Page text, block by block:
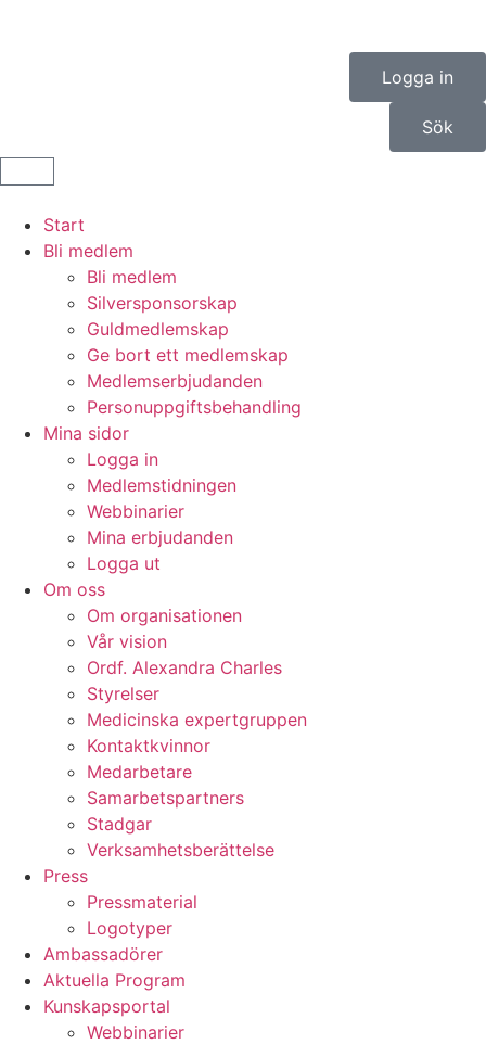
Logga in
Sök
Start
Bli medlem
Bli medlem
Silversponsorskap
Guldmedlemskap
Ge bort ett medlemskap
Medlemserbjudanden
Personuppgiftsbehandling
Mina sidor
Logga in
Medlemstidningen
Webbinarier
Mina erbjudanden
Logga ut
Om oss
Om organisationen
Vår vision
Ordf. Alexandra Charles
Styrelser
Medicinska expertgruppen
Kontaktkvinnor
Medarbetare
Samarbetspartners
Stadgar
Verksamhetsberättelse
Press
Pressmaterial
Logotyper
Ambassadörer
Aktuella Program
Kunskapsportal
Webbinarier